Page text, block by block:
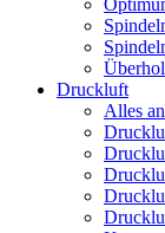
Druckluft
Alles